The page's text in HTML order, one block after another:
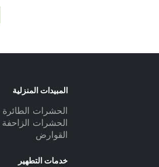
المبيدات المنزلية
الحشرات الطائرة
الحشرات الزاحفة
القوارض
خدمات التطهير